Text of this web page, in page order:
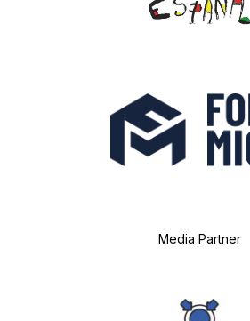
Media Partner